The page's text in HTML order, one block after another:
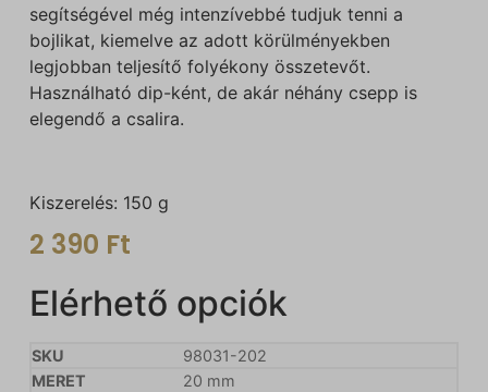
segítségével még intenzívebbé tudjuk tenni a
bojlikat, kiemelve az adott körülményekben
legjobban teljesítő folyékony összetevőt.
Használható dip-ként, de akár néhány csepp is
elegendő a csalira.
Kiszerelés: 150 g
2 390 Ft
Elérhető opciók
98031-202
20 mm